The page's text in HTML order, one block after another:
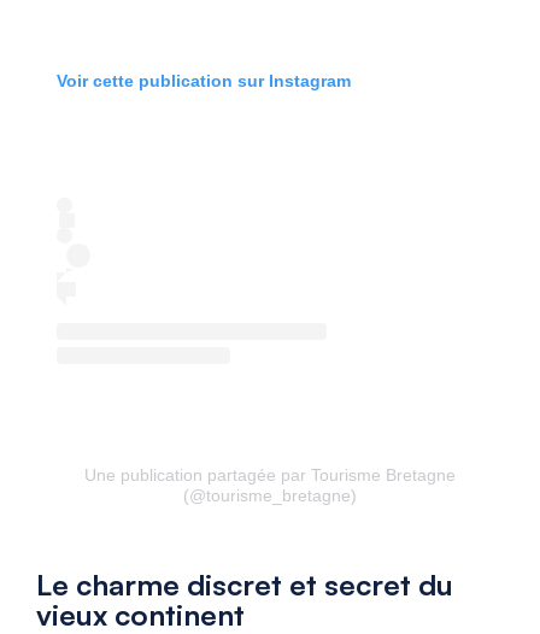
Voir cette publication sur Instagram
Une publication partagée par Tourisme Bretagne
(@tourisme_bretagne)
Le charme discret et secret du
vieux continent